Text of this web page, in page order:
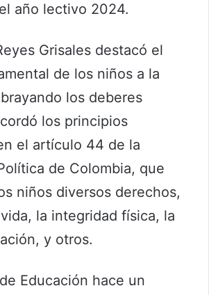
año lectivo 2024.
Grisales destacó el
de los niños a la
los deberes
los principios
el artículo 44 de la
de Colombia, que
niños diversos derechos,
la integridad física, la
y otros.
Educación hace un